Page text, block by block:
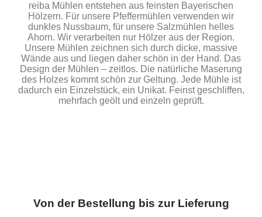
reiba Mühlen entstehen aus feinsten Bayerischen
Hölzern. Für unsere Pfeffermühlen verwenden wir
dunkles Nussbaum, für unsere Salzmühlen helles
Ahorn. Wir verarbeiten nur Hölzer aus der Region.
Unsere Mühlen zeichnen sich durch dicke, massive
Wände aus und liegen daher schön in der Hand. Das
Design der Mühlen – zeitlos. Die natürliche Maserung
des Holzes kommt schön zur Geltung. Jede Mühle ist
dadurch ein Einzelstück, ein Unikat. Feinst geschliffen,
mehrfach geölt und einzeln geprüft.
Von der Bestellung bis zur Lieferung